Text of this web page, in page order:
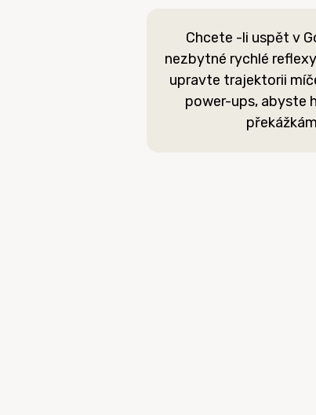
Chcete -li uspět v
nezbytné rychlé
upravte trajektorii
power-ups, abyste